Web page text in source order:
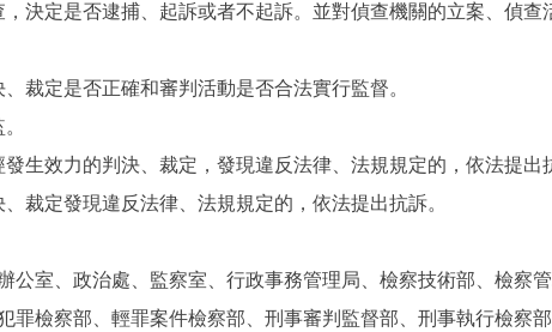
定是否逮捕、起訴或者不起訴。並對偵查機關的立案、偵查
定是否正確和審判活動是否合法實行監督。
效力的判決、裁定，發現違反法律、法規規定的，依法提出
定發現違反法律、法規規定的，依法提出抗訴。
室、政治處、監察室、行政事務管理局、檢察技術部、檢察
檢察部、輕罪案件檢察部、刑事審判監督部、刑事執行檢察